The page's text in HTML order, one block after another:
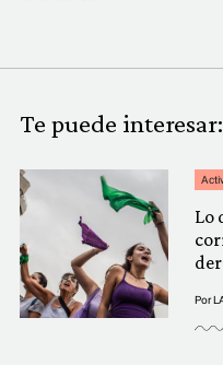
Te puede interesar:
Lo
Por